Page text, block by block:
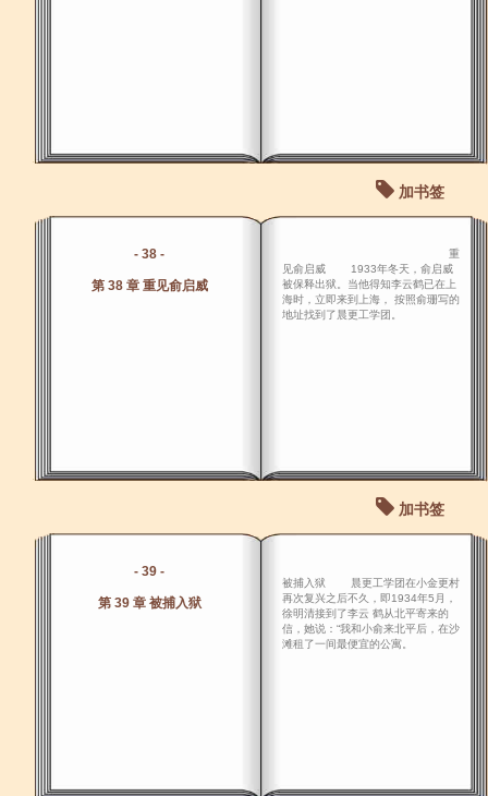
加书签
- 38 -
第 38 章 重见俞启威
重
见俞启威 1933年冬天，俞启威
被保释出狱。当他得知李云鹤已在上
海时，立即来到上海， 按照俞珊写的
地址找到了晨更工学团。
加书签
- 39 -
第 39 章 被捕入狱
被捕入狱 晨更工学团在小金更村
再次复兴之后不久，即1934年5月，
徐明清接到了李云 鹤从北平寄来的
信，她说：“我和小俞来北平后，在沙
滩租了一间最便宜的公寓。